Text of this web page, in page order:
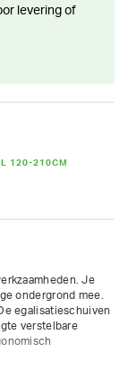
120-210CM
Je
ondergrond mee.
egalisatieschuiven
verstelbare